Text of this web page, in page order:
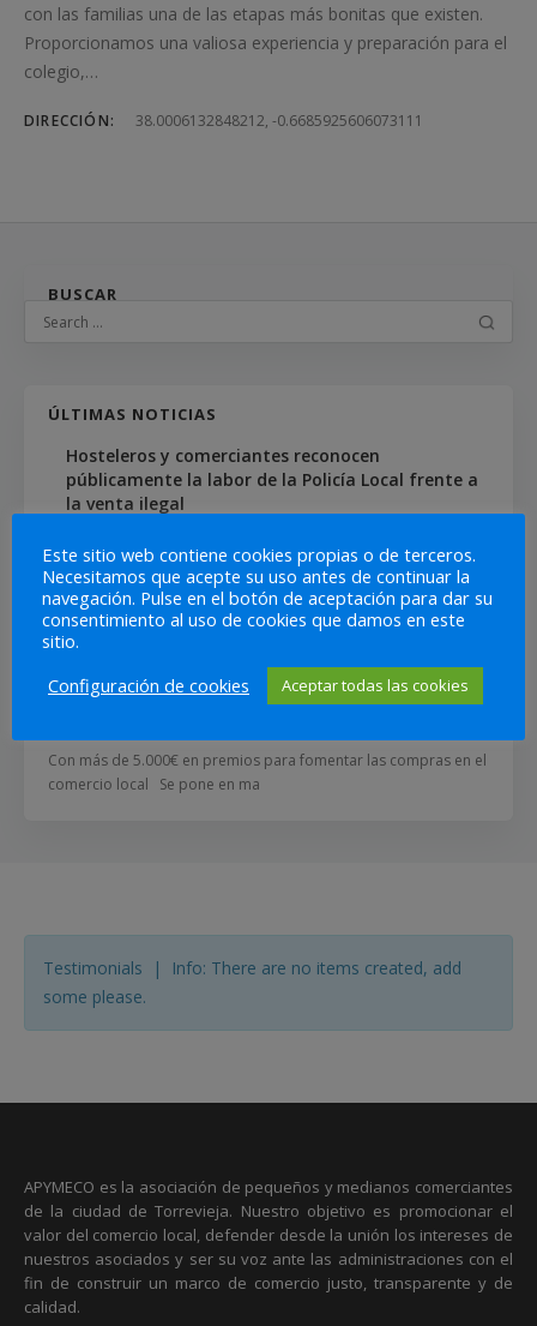
con las familias una de las etapas más bonitas que existen.
Proporcionamos una valiosa experiencia y preparación para el
colegio,…
DIRECCIÓN: 38.0006132848212, -0.6685925606073111
BUSCAR
ÚLTIMAS NOTICIAS
Hosteleros y comerciantes reconocen
públicamente la labor de la Policía Local frente a
la venta ilegal
La Asociación de Pequeños y Medianos Comerciantes de
Torrevieja (APYMECO) y la Asociación de Emp
Torrevieja impulsan una nueva
campaña de verano
Con más de 5.000€ en premios para fomentar las compras en el
comercio local Se pone en ma
Testimonials | Info: There are no items created, add
some please.
APYMECO es la asociación de pequeños y medianos comerciantes
de la ciudad de Torrevieja. Nuestro objetivo es promocionar el
valor del comercio local, defender desde la unión los intereses de
nuestros asociados y ser su voz ante las administraciones con el
fin de construir un marco de comercio justo, transparente y de
calidad.
Este sitio web contiene cookies propias o de terceros.
Necesitamos que acepte su uso antes de continuar la
navegación. Pulse en el botón de aceptación para dar su
consentimiento al uso de cookies que damos en este
sitio.
Configuración de cookies
Aceptar todas las cookies